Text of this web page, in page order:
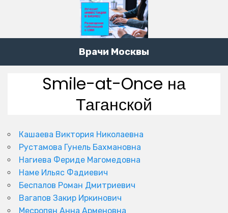
Врачи Москвы
Smile-at-Once на
Таганской
Кашаева Виктория Николаевна
Рустамова Гунель Бахмановна
Нагиева Фериде Магомедовна
Наме Ильяс Фадиевич
Беспалов Роман Дмитриевич
Вагапов Закир Иркинович
Месропян Анна Арменовна